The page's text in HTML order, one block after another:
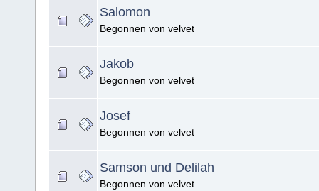
Salomon
Begonnen von velvet
Jakob
Begonnen von velvet
Josef
Begonnen von velvet
Samson und Delilah
Begonnen von velvet